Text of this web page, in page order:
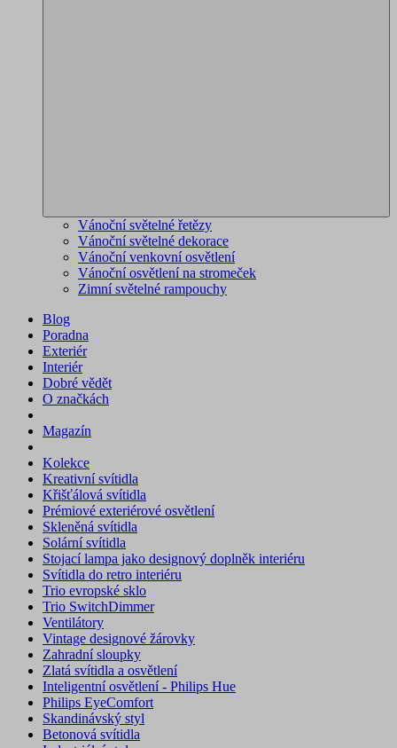
Vánoční světelné řetězy
Vánoční světelné dekorace
Vánoční venkovní osvětlení
Vánoční osvětlení na stromeček
Zimní světelné rampouchy
Blog
Poradna
Exteriér
Interiér
Dobré vědět
O značkách
Magazín
Kolekce
Kreativní svítidla
Křišťálová svítidla
Prémiové exteriérové osvětlení
Skleněná svítidla
Solární svítidla
Stojací lampa jako designový doplněk interiéru
Svítidla do retro interiéru
Trio evropské sklo
Trio SwitchDimmer
Ventilátory
Vintage designové žárovky
Zahradní sloupky
Zlatá svítidla a osvětlení
Inteligentní osvětlení - Philips Hue
Philips EyeComfort
Skandinávský styl
Betonová svítidla